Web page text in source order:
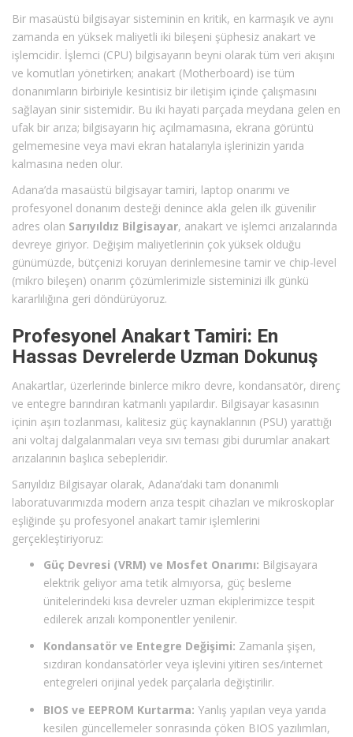
Bir masaüstü bilgisayar sisteminin en kritik, en karmaşık ve aynı
zamanda en yüksek maliyetli iki bileşeni şüphesiz anakart ve
işlemcidir. İşlemci (CPU) bilgisayarın beyni olarak tüm veri akışını
ve komutları yönetirken; anakart (Motherboard) ise tüm
donanımların birbiriyle kesintisiz bir iletişim içinde çalışmasını
sağlayan sinir sistemidir. Bu iki hayati parçada meydana gelen en
ufak bir arıza; bilgisayarın hiç açılmamasına, ekrana görüntü
gelmemesine veya mavi ekran hatalarıyla işlerinizin yarıda
kalmasına neden olur.
Adana’da masaüstü bilgisayar tamiri, laptop onarımı ve
profesyonel donanım desteği denince akla gelen ilk güvenilir
adres olan Sarıyıldız Bilgisayar, anakart ve işlemci arızalarında
devreye giriyor. Değişim maliyetlerinin çok yüksek olduğu
günümüzde, bütçenizi koruyan derinlemesine tamir ve chip-level
(mikro bileşen) onarım çözümlerimizle sisteminizi ilk günkü
kararlılığına geri döndürüyoruz.
Profesyonel Anakart Tamiri: En
Hassas Devrelerde Uzman Dokunuş
Anakartlar, üzerlerinde binlerce mikro devre, kondansatör, direnç
ve entegre barındıran katmanlı yapılardır. Bilgisayar kasasının
içinin aşırı tozlanması, kalitesiz güç kaynaklarının (PSU) yarattığı
ani voltaj dalgalanmaları veya sıvı teması gibi durumlar anakart
arızalarının başlıca sebepleridir.
Sarıyıldız Bilgisayar olarak, Adana’daki tam donanımlı
laboratuvarımızda modern arıza tespit cihazları ve mikroskoplar
eşliğinde şu profesyonel anakart tamir işlemlerini
gerçekleştiriyoruz:
Güç Devresi (VRM) ve Mosfet Onarımı: Bilgisayara
elektrik geliyor ama tetik almıyorsa, güç besleme
ünitelerindeki kısa devreler uzman ekiplerimizce tespit
edilerek arızalı komponentler yenilenir.
Kondansatör ve Entegre Değişimi: Zamanla şişen,
sızdıran kondansatörler veya işlevini yitiren ses/internet
entegreleri orijinal yedek parçalarla değiştirilir.
BIOS ve EEPROM Kurtarma: Yanlış yapılan veya yarıda
kesilen güncellemeler sonrasında çöken BIOS yazılımları,